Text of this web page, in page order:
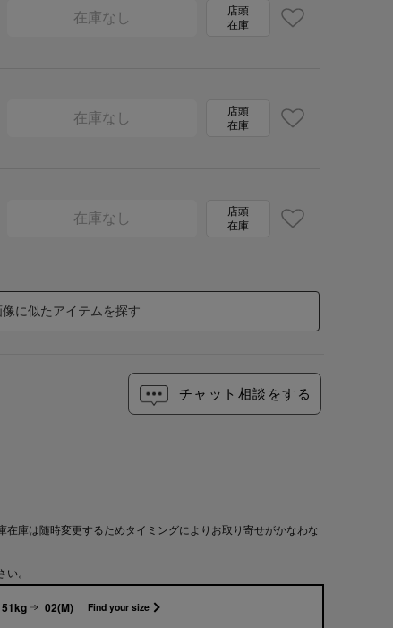
在庫なし
店頭
在庫
在庫なし
店頭
在庫
在庫なし
店頭
在庫
像に似たアイテムを探す
チャット相談をする
庫は随時変更するためタイミングによりお取り寄せがかなわな
い。
02(M) Find your size